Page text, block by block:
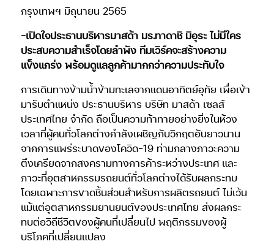
กรุงเทพฯ มิถุนายน 2565
-เปิดใจประธานบริหารมาสด้า มร.ทาดาชิ มิอุระ ไม่มีใคร
ประสบความสำเร็จโดยลำพัง ทีมเวิร์คจะสร้างความ
แข็งแกร่ง พร้อมดูแลลูกค้ามากกว่าความประทับใจ
การเดินทางข้ามน้ำข้ามทะเลจากแดนอาทิตย์อุทัย เพื่อเข้า
มารับตำแหน่ง ประธานบริหาร บริษัท มาสด้า เซลส์
ประเทศไทย จำกัด ถือเป็นความท้าทายอย่างยิ่งในห้วง
เวลาที่ผู้คนทั่วโลกต่างกำลังเผชิญกับวิกฤตอันยาวนาน
จากการแพร่ระบาดของโควิด-19 ท่ามกลางภาวะความ
ตึงเครียดจากสงครามทางการค้าระหว่างประเทศ และ
ภาวะที่อุตสาหกรรมรถยนต์ทั่วโลกต่างได้รับผลกระทบ
โดยเฉพาะการขาดชิ้นส่วนสำหรับการผลิตรถยนต์ ไม่เว้น
แม้แต่อุตสาหกรรมยานยนต์ของประเทศไทย ส่งผลกระ
ทบต่อวิถีชีวิตของผู้คนที่เปลี่ยนไป พฤติกรรมของผู้
บริโภคที่เปลี่ยนแปลง